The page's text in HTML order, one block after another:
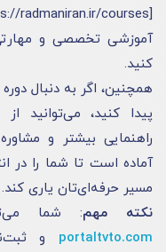
آموزشی تخصصی و
کنید.
همچنین، اگر به دنبال
پیدا کنید، می‌توانید
راهنمایی بیشتر و
آماده است تا شما را در
مسیر حرفه‌ای‌تان یاری کند.
نکته مهم: شما
portaltvto.com و